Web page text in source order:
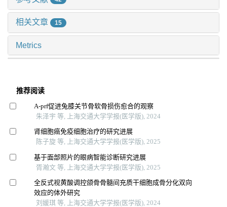
相关文章 15
Metrics
推荐阅读
A-prf促进兔膝关节骨软骨损伤愈合的观察
朱泽宇 等, 上海交通大学学报(医学版), 2024
肾细胞癌免疫细胞治疗的研究进展
陈子旋 等, 上海交通大学学报(医学版), 2025
基于面部照片的眼病智能诊断研究进展
胥瀚文 等, 上海交通大学学报(医学版), 2025
全反式视黄酸调控颌骨骨髓间充质干细胞成骨分化双向
效应的体外研究
刘媛琪 等, 上海交通大学学报(医学版), 2024